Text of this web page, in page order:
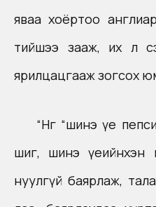
яваа хоёртоо
тийшээ зааж, их л
ярилцацгааж зогсох
“Нөгөө “шинэ үе
шиг, шинэ үеийнхэн
нуулгүй баярлаж,